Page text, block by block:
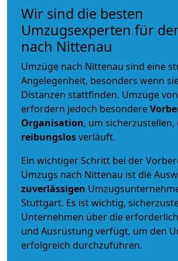
Wir sind die besten
Umzugsexperten für
nach Nittenau
Umzüge nach Nittenau sind eine
Angelegenheit, besonders wenn
Distanzen stattfinden. Umzüge
erfordern jedoch besondere
Organisation, um sicherzustellen,
reibungslosverläuft.
Ein wichtiger Schritt bei der
Umzugs nach Nittenau ist die
zuverlässigen
Stuttgart. Es ist wichtig,
Unternehmen über die
und Ausrüstung verfügt, um den
erfolgreich durchzuführen.